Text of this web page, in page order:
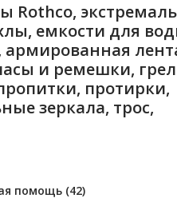
Rothco,
емкости для
армированная
и ремешки,
протирки,
зеркала, трос,
помощь (42)